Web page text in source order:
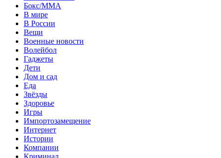
Бокс/MMA
В мире
В России
Вещи
Военные новости
Волейбол
Гаджеты
Дети
Дом и сад
Еда
Звёзды
Здоровье
Игры
Импортозамещение
Интернет
Истории
Компании
Криминал